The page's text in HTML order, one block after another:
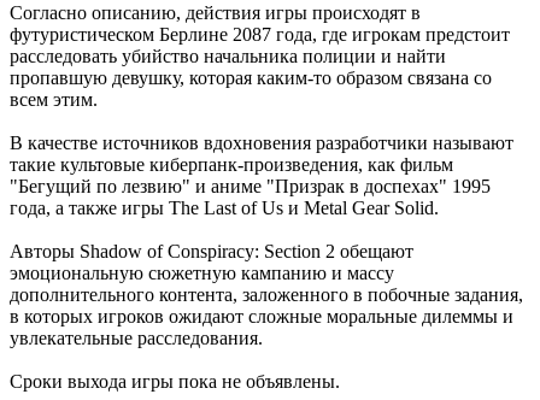
Согласно описанию, действия игры происходят в
футуристическом Берлине 2087 года, где игрокам предстоит
расследовать убийство начальника полиции и найти
пропавшую девушку, которая каким-то образом связана со
всем этим.
В качестве источников вдохновения разработчики называют
такие культовые киберпанк-произведения, как фильм
"Бегущий по лезвию" и аниме "Призрак в доспехах" 1995
года, а также игры The Last of Us и Metal Gear Solid.
Авторы Shadow of Conspiracy: Section 2 обещают
эмоциональную сюжетную кампанию и массу
дополнительного контента, заложенного в побочные задания,
в которых игроков ожидают сложные моральные дилеммы и
увлекательные расследования.
Сроки выхода игры пока не объявлены.